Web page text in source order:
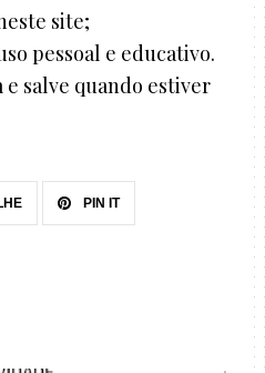
site;
pessoal e educativo.
e salve quando estiver
PIN IT